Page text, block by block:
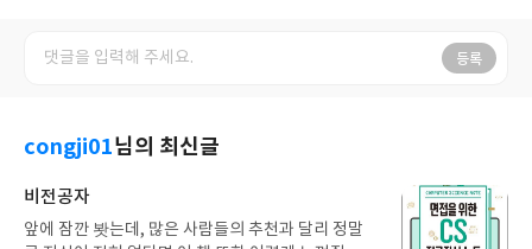
등록
congji01님의 최신글
비전공자
앞에 잠깐 봣는데, 많은 사람들의 추천과 달리 정말